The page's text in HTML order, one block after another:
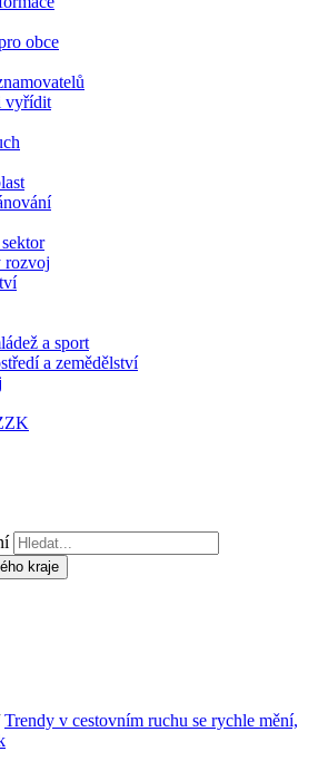
obce
vyřídit
rozvoj
a sport
a zemědělství
Trendy v cestovním ruchu se rychle mění,